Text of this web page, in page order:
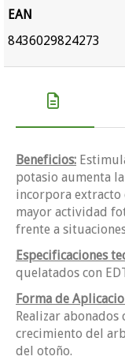
EAN
8436029824273
Beneficios:
potasio aumenta
incorpora extracto
mayor actividad
frente a
Especificaciones
quelatados con
Forma de
Realizar abonados
crecimiento del
del otoño.